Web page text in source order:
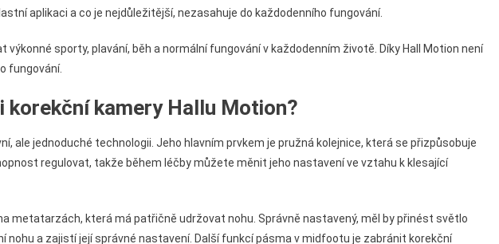
aplikaci a co je nejdůležitější, nezasahuje do každodenního fungování.
výkonné sporty, plavání, běh a normální fungování v každodenním životě. Díky Hall Motion není
fungování.
korekční kamery Hallu Motion?
ale jednoduché technologii. Jeho hlavním prvkem je pružná kolejnice, která se přizpůsobuje
regulovat, takže během léčby můžete měnit jeho nastavení ve vztahu k klesající
metatarzách, která má patřičně udržovat nohu. Správně nastavený, měl by přinést světlo
nohu a zajistí její správné nastavení. Další funkcí pásma v midfootu je zabránit korekční